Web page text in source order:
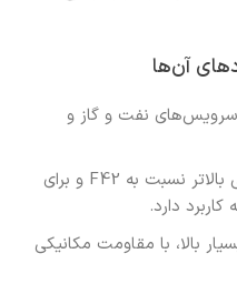
سرویس‌های نفت و گاز و
: دارای مقاومت کششی بالاتر نسبت به F42 و برای
دارد.
بالا، با مقاومت مکانیکی